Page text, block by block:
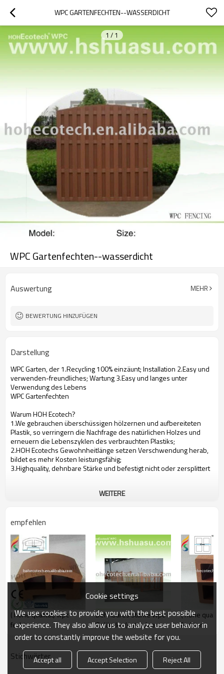
WPC GARTENFECHTEN--WASSERDICHT
1 / 1
WPC Gartenfechten--wasserdicht
Auswertung MEHR
BEWERTUNG HINZUFÜGEN
Darstellung
WPC Garten, der 1.Recycling 100% einzäunt; Installation 2.Easy und
verwenden-freundliches; Wartung 3.Easy und langes unter
Verwendung des Lebens
WPC Gartenfechten
Warum HOH Ecotech?
1.We gebrauchen überschüssigen hölzernen und aufbereiteten
Plastik, so verringern die Nachfrage des natürlichen Holzes und
erneuern die Lebenszyklen des verbrauchten Plastiks;
2.HOH Ecotechs Gewohnheitlänge setzen Verschwendung herab,
bildet es mehr Kosten leistungsfähig;
3.Highquality, dehnbare Stärke und befestigt nicht oder zersplittert
WEITERE
empfehlen
( hohe qualität) wpc
fechten
Dehnbares Stärke Wpc
Geländer (outerdoor
wpc)
( hohe
fechten
Stichwörter
Cookie settings
We use cookies to provide you with the best possible
experience. They also allow us to analyze user behavior in
order to constantly improve the website for you.
Accept all Accept Selection Reject All